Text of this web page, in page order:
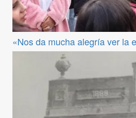
«Nos da mucha alegría ver la